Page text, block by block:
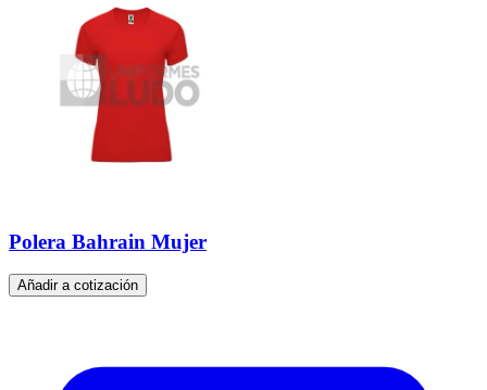
Polera Bahrain Mujer
Añadir a cotización